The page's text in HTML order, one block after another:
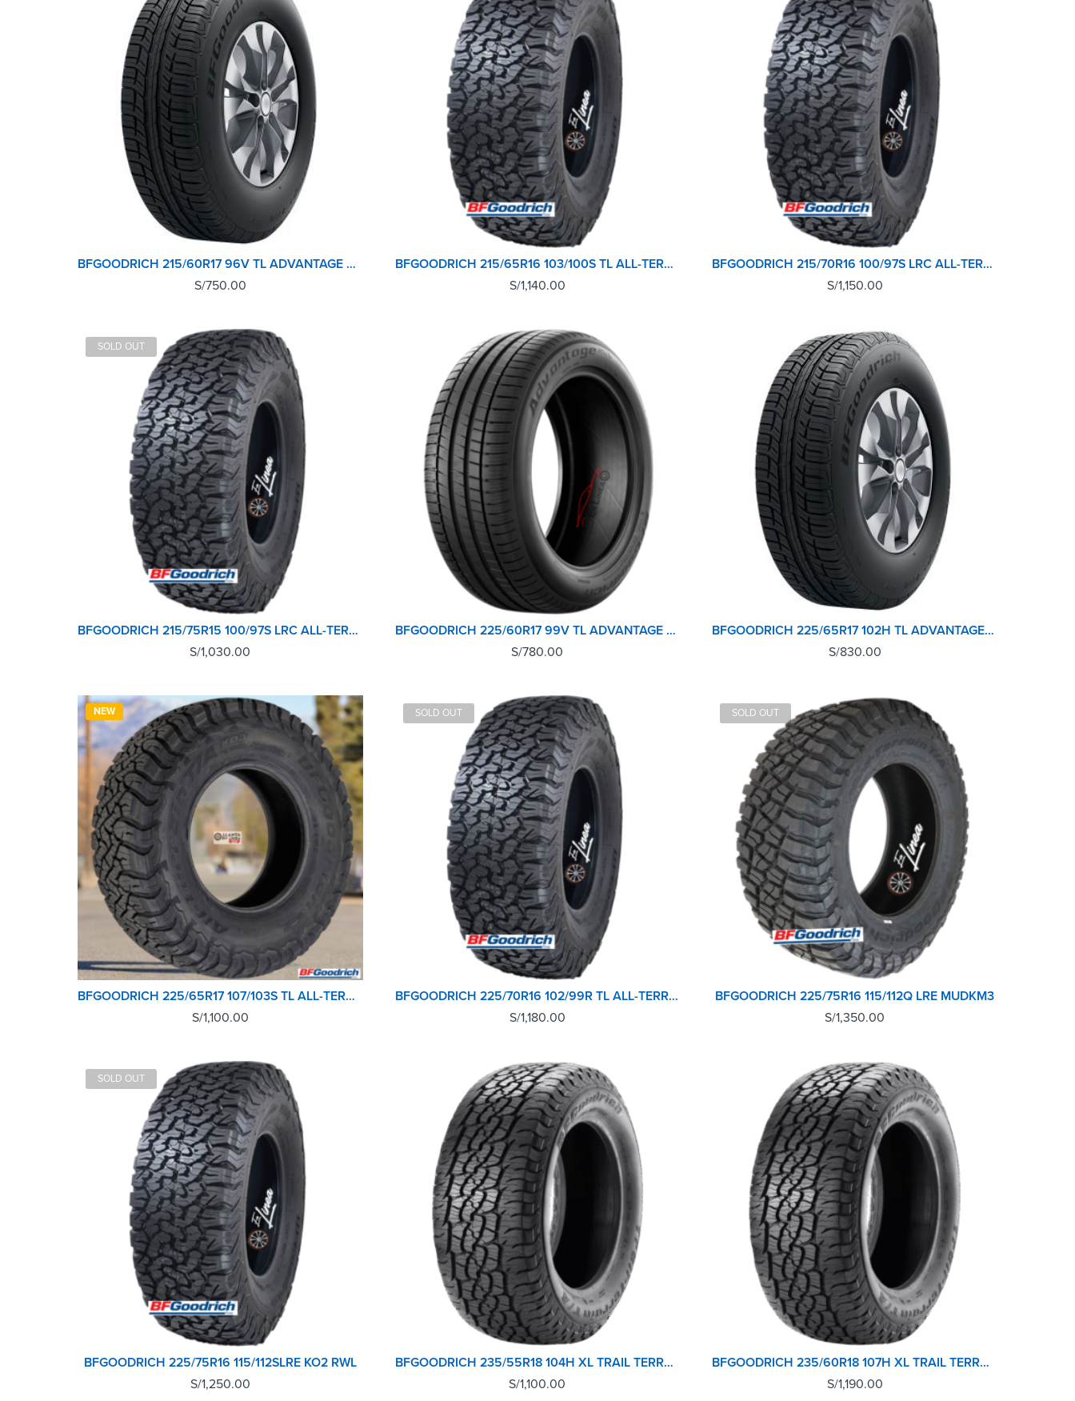
BFGOODRICH 215/60R17 96V TL ADVANTAGE SUV GO
S/750.00
BFGOODRICH 215/65R16 103/100S TL ALL-TERRAIN T/A KO2
S/1,140.00
BFGOODRICH 215/70R16 100/97S LRC ALL-TERRAIN T/A KO2
S/1,150.00
SOLD OUT
BFGOODRICH 215/75R15 100/97S LRC ALL-TERRAIN T/A KO2
S/1,030.00
BFGOODRICH 225/60R17 99V TL ADVANTAGE SUV GO
S/780.00
BFGOODRICH 225/65R17 102H TL ADVANTAGE T/A SUV GO
S/830.00
NEW
BFGOODRICH 225/65R17 107/103S TL ALL-TERRAIN T/A KO3
S/1,100.00
SOLD OUT
BFGOODRICH 225/70R16 102/99R TL ALL-TERRAIN T/A KO2
S/1,180.00
SOLD OUT
BFGOODRICH 225/75R16 115/112Q LRE MUDKM3
S/1,350.00
SOLD OUT
BFGOODRICH 225/75R16 115/112SLRE KO2 RWL
S/1,250.00
BFGOODRICH 235/55R18 104H XL TRAIL TERRAIN T/A SUV M+S TL
S/1,100.00
BFGOODRICH 235/60R18 107H XL TRAIL TERRAIN T/A SUV M+S TL
S/1,190.00